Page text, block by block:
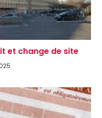
et change de site